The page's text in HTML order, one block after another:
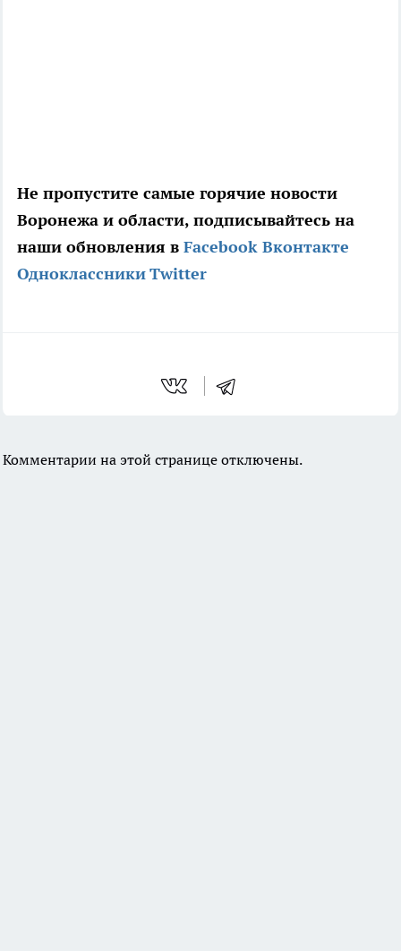
Не пропустите самые горячие новости
Воронежа и области, подписывайтесь на
наши обновления в Facebook Вконтакте
ОдноклассникиTwitter
Комментарии на этой странице отключены.